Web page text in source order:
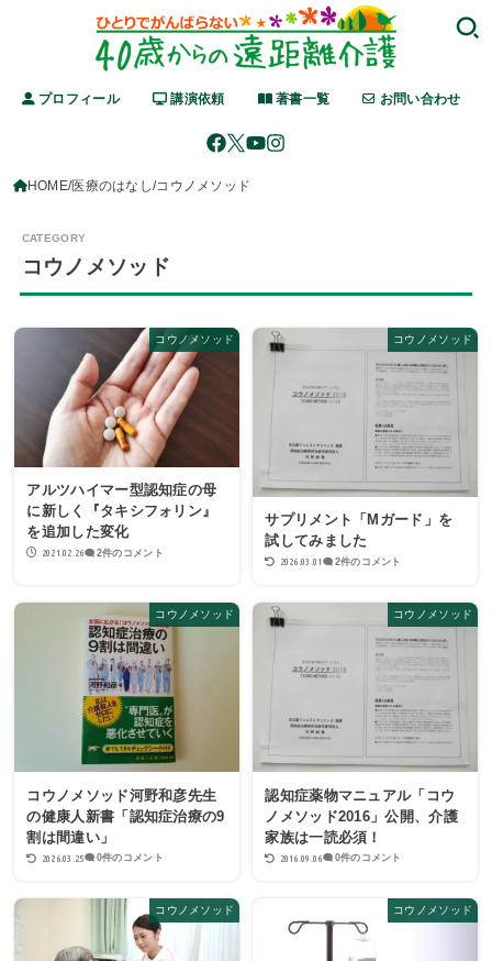
プロフィール 講演依頼 著書一覧 お問い合わせ
HOME 医療のはなし コウノメソッド
コウノメソッド
コウノメソッド
アルツハイマー型認知症の母
に新しく『タキシフォリン』
を追加した変化
2021.02.26 2件のコメント
コウノメソッド
サプリメント「Mガード」を
試してみました
2026.03.01 2件のコメント
コウノメソッド
コウノメソッド河野和彦先生
の健康人新書「認知症治療の9
割は間違い」
2026.03.25 0件のコメント
コウノメソッド
認知症薬物マニュアル「コウ
ノメソッド2016」公開、介護
家族は一読必須！
2016.09.06 0件のコメント
コウノメソッド コウノメソッド